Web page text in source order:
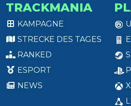
TRACKMANIA
KAMPAGNE
STRECKE DES TAGES
RANKED
ESPORT
NEWS